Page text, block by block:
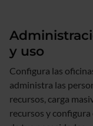
y uso
Configura las
administra las
recursos, carga
recursos y